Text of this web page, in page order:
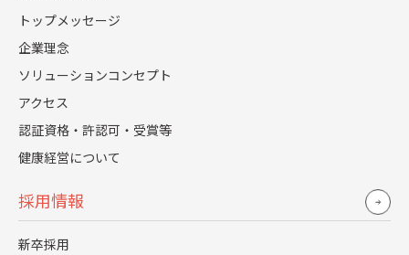
トップメッセージ
企業理念
ソリューションコンセプト
アクセス
認証資格・許認可・受賞等
健康経営について
採用情報
新卒採用